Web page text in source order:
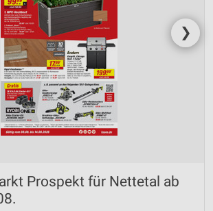
❯
Prospekt für Nettetal ab